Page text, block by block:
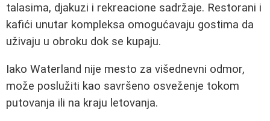
talasima, djakuzi i rekreacione sadržaje. Restorani i
kafići unutar kompleksa omogućavaju gostima da
uživaju u obroku dok se kupaju.
Iako Waterland nije mesto za višednevni odmor,
može poslužiti kao savršeno osveženje tokom
putovanja ili na kraju letovanja.